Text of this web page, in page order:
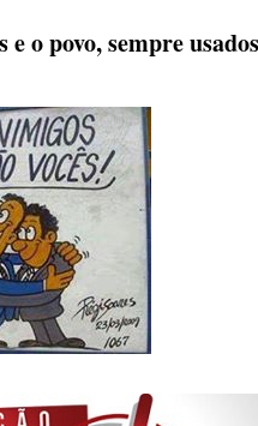
o povo, sempre